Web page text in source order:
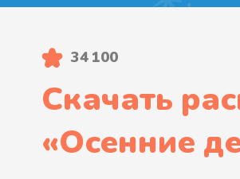
34 100
Скачать
«Осенние